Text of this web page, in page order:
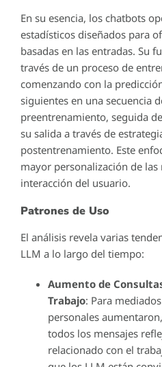
En su esencia, los chatbots
estadísticos diseñados para
basadas en las entradas. Su
través de un proceso de
comenzando con la
siguientes en una secuencia
preentrenamiento, seguida
su salida a través de
postentrenamiento. Este
mayor personalización de las
interacción del usuario.
Patrones de Uso
El análisis revela varias
LLM a lo largo del tiempo:
Aumento de
Trabajo: Para
personales
todos los mensajes
relacionado con el